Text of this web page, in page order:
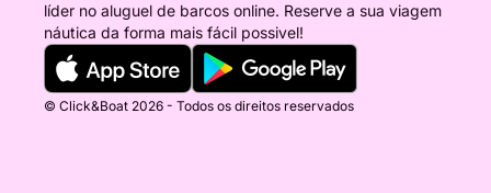
líder no aluguel de barcos online. Reserve a sua viagem
náutica da forma mais fácil possivel!
© Click&Boat 2026 - Todos os direitos reservados